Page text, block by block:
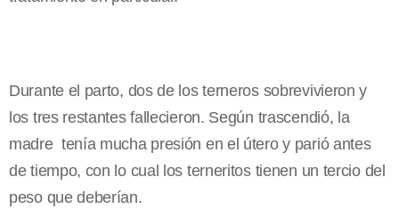
Durante el parto, dos de los terneros sobrevivieron y
los tres restantes fallecieron. Según trascendió, la
madre tenía mucha presión en el útero y parió antes
de tiempo, con lo cual los terneritos tienen un tercio del
peso que deberían.